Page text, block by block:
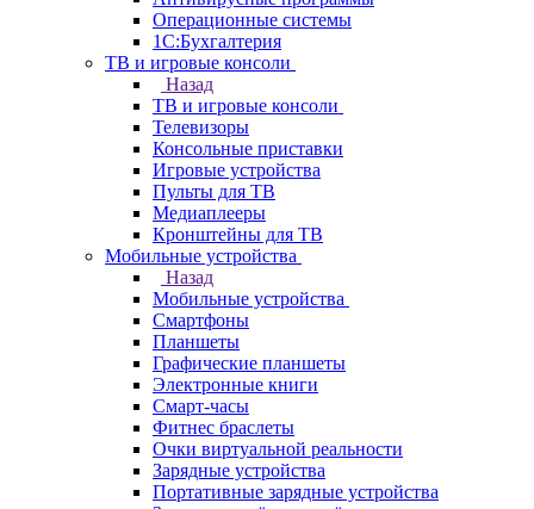
Операционные системы
1С:Бухгалтерия
ТВ и игровые консоли
Назад
ТВ и игровые консоли
Телевизоры
Консольные приставки
Игровые устройства
Пульты для ТВ
Медиаплееры
Кронштейны для ТВ
Мобильные устройства
Назад
Мобильные устройства
Смартфоны
Планшеты
Графические планшеты
Электронные книги
Смарт-часы
Фитнес браслеты
Очки виртуальной реальности
Зарядные устройства
Портативные зарядные устройства